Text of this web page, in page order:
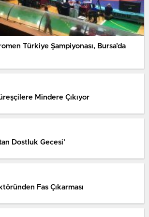
Türkiye Şampiyonası, Bursa’da
Mindere Çıkıyor
Dostluk Gecesi’
Fas Çıkarması